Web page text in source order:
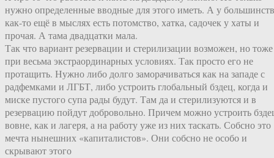
нужно определенные вводные для этого иметь. А у
как-то ещё в мыслях есть потомство, хатка, садочек у хаты и
прочая. А тама двадцатки мала.
Так что вариант резервации и стерилизации возможен, но тоже
при весьма экстраординарных условиях. Так просто его не
протащить. Нужно либо долго заморачиваться как на западе с
радфемками и ЛГБТ, либо устроить глобальный бздец, когда и
миске пустого супа рады будут. Там да и стерилизуются и в
резервацию пойдут добровольно. Причем можно устроить
вовне, как и лагеря, а на работу уже из них таскать. Собсно это
мечта нынешних «капиталистов». Они собсно не особо и
скрывают этого